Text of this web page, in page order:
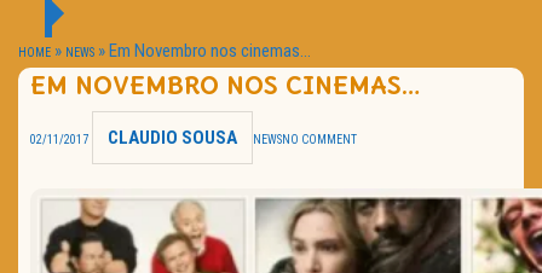
HOME CINEMA
NOTA PESSOAL
TRAILER DO DIA
Política de Privacidade
HOME » NEWS »Em Novembro nos cinemas…
EM NOVEMBRO NOS CINEMAS…
02/11/2017 CLAUDIO SOUSA NEWSNO COMMENT